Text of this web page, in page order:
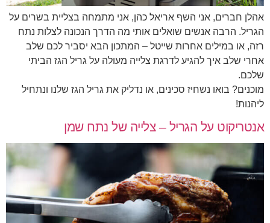
אהלן חברים, אני השף אריאל כהן, אני מתמחה בצליית בשרים על
הגריל. הרבה אנשים שואלים אותי מה הדרך הנכונה לצלות נתח
רזה, או במילים אחרות שייטל – המתכון הבא יסביר לכם שלב
אחרי שלב איך להגיע לדרגת צלייה מעולה על גריל הגז הביתי
שלכם.
מוכנים? בואו נשחיז סכינים, או נדליק את גריל הגז שלנו ונתחיל
ליהנות!
אנטריקוט על הגריל – צלייה של נתח שמן